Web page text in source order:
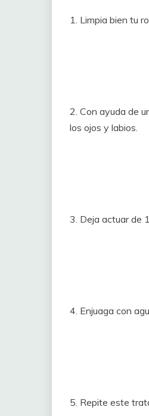
1. Limpia bien tu
2. Con ayuda de
los ojos y labios.
3. Deja actuar de
4. Enjuaga con
5. Repite este